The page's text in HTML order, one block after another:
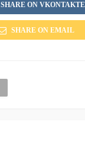
SHARE ON VKONTAKTE
SHARE ON EMAIL